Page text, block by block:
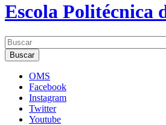
Escola Politécnica
Buscar
OMS
Facebook
Instagram
Twitter
Youtube